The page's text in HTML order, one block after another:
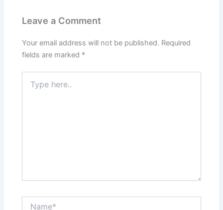
Leave a Comment
Your email address will not be published. Required
fields are marked *
here..